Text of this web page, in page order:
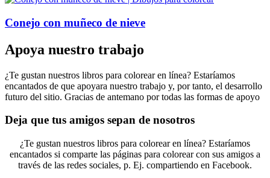
Conejo con muñeco de nieve
Apoya nuestro trabajo
¿Te gustan nuestros libros para colorear en línea? Estaríamos
encantados de que apoyara nuestro trabajo y, por tanto, el desarrollo
futuro del sitio. Gracias de antemano por todas las formas de apoyo
Deja que tus amigos sepan de nosotros
¿Te gustan nuestros libros para colorear en línea? Estaríamos
encantados si comparte las páginas para colorear con sus amigos a
través de las redes sociales, p. Ej. compartiendo en Facebook.